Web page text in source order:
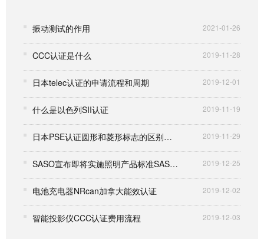
振动测试的作用 2021-01-26
CCC认证是什么 2019-11-28
日本telec认证的申请流程和周期 2019-12-01
什么是以色列SII认证 2019-11-19
日本PSE认证圆形和菱形标志的区别和比较 2019-11-29
SASO宣布即将实施照明产品标准SASO 2870/2015 2019-12-25
电池充电器NRcan加拿大能效认证 2019-12-02
智能投影仪CCC认证费用流程 2019-12-03